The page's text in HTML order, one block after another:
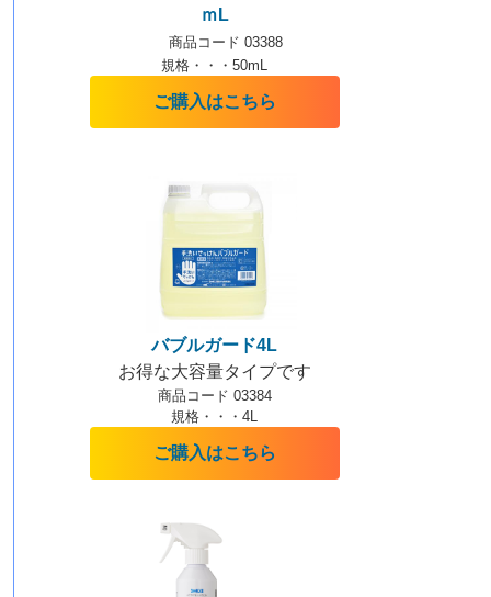
ｍL
商品コード 03388
規格・・・50mL
ご購入はこちら
バブルガード4L
お得な大容量タイプです
商品コード 03384
規格・・・4L
ご購入はこちら